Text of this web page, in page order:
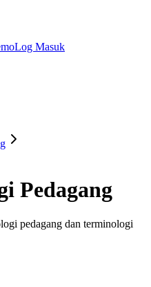
Log Masuk
Pedagang
pedagang dan terminologi